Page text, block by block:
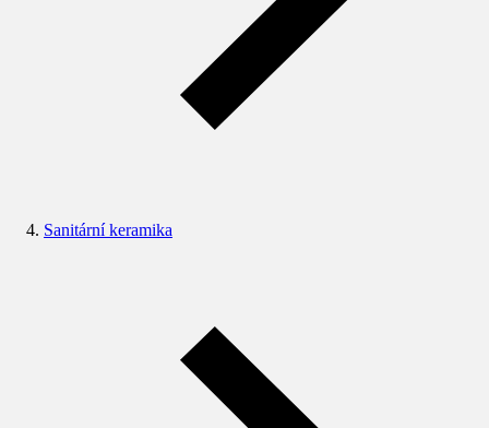
Sanitární keramika